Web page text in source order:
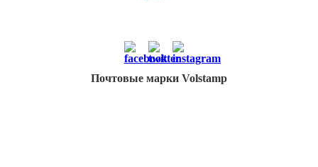
Почтовые марки Volstamp